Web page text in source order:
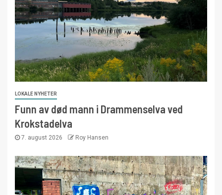
LOKALE NYHETER
Funn av død mann i Drammenselva ved
Krokstadelva
7. august 2026 Roy Hansen